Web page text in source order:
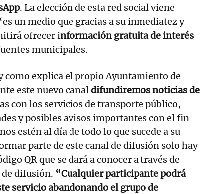
. La elección de esta red social viene
un medio que gracias a su inmediatez y
ofrecer información gratuita de interés
municipales.
como explica el propio Ayuntamiento de
este nuevo canaldifundiremos noticias de
con los servicios de transporte público,
y posibles avisos importantes con el fin
estén al día de todo lo que sucede a su
parte de este canal de difusión solo hay
QR que se dará a conocer a través de
difusión. “Cualquier participante podrá
servicio abandonando el grupo de